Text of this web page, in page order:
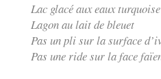
Lac glacé aux eaux turquoise
Lagon au lait de bleuet
Pas un pli sur la surface
Pas une ride sur la face